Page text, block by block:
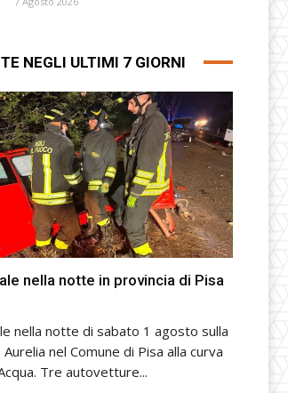
NEGLI ULTIMI 7 GIORNI
nella notte in provincia di Pisa
nella notte di sabato 1 agosto sulla
nel Comune di Pisa alla curva
Tre autovetture...